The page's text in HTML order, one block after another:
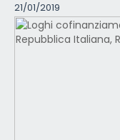
21/01/2019